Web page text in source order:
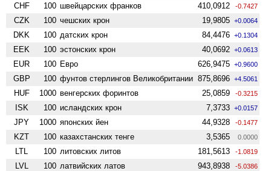
CHF 100 швейцарских франков 410,0912 -0.7427
CZK 100 чешских крон 19,9805 +0.0064
DKK 100 датских крон 84,4476 +0.1304
EEK 100 эстонских крон 40,0692 +0.0613
EUR 100 Евро 626,9475 +0.9600
GBP 100 фунтов стерлингов Велико­британии 875,8696 +4.5061
HUF 1000 венгерских форинтов 25,0859 -0.3215
ISK 100 исландских крон 7,3733 +0.0157
JPY 1000 японских йен 44,9328 -0.1477
KZT 100 казахстанских тенге 3,5365 0.0000
LTL 100 литовских литов 181,5613 -1.0819
LVL 100 латвийских латов 943,8938 -5.0386